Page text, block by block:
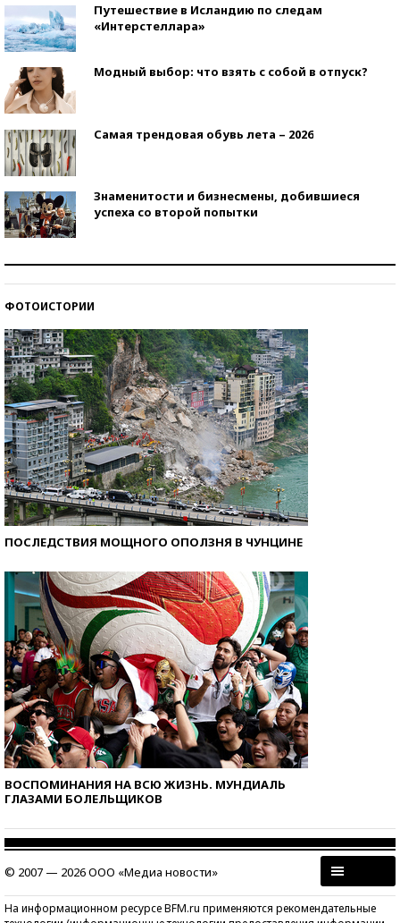
Путешествие в Исландию по следам
«Интерстеллара»
Модный выбор: что взять с собой в отпуск?
Самая трендовая обувь лета – 2026
Знаменитости и бизнесмены, добившиеся
успеха со второй попытки
ФОТОИСТОРИИ
ПОСЛЕДСТВИЯ МОЩНОГО ОПОЛЗНЯ В ЧУНЦИНЕ
ВОСПОМИНАНИЯ НА ВСЮ ЖИЗНЬ. МУНДИАЛЬ
ГЛАЗАМИ БОЛЕЛЬЩИКОВ
© 2007 — 2026 ООО «Медиа новости»
На информационном ресурсе BFM.ru применяются рекомендательные